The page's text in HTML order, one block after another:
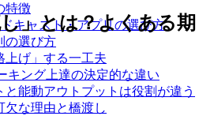
特徴
ドキャスト・アプリの選び方
の選び方
上げ」する一工夫
キング上達の決定的な違い
と能動アウトプットは役割が違う
欠な理由と橋渡し
し」とは？よくある期